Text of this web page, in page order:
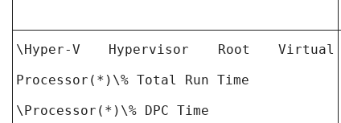
\Hyper-V Hypervisor Root Virtual
Processor(*)\% Total Run Time
\Processor(*)\% DPC Time